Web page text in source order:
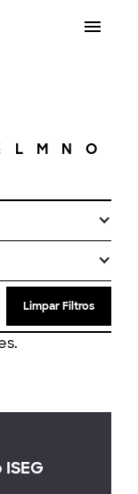
L M N O
Limpar Filtros